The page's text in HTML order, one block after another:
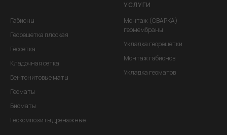
Габионы
Георешетка плоская
Геосетка
Кладочная сетка
Бентонитовые маты
Геоматы
Биоматы
Геокомпозиты дренажные
УСЛУГИ
Монтаж (СВАРКА)
геомембраны
Укладка георешетки
Монтаж габионов
Укладка геоматов